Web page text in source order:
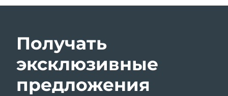
Получать
эксклюзивные
предложения